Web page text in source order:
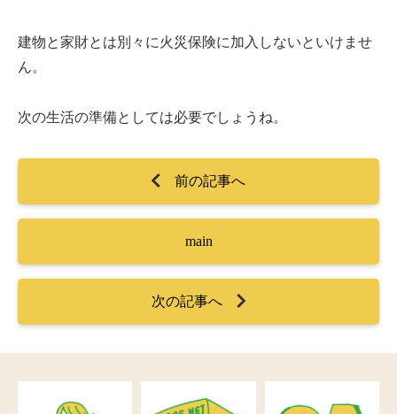
建物と家財とは別々に火災保険に加入しないといけませ
ん。
次の生活の準備としては必要でしょうね。
前の記事へ
main
次の記事へ